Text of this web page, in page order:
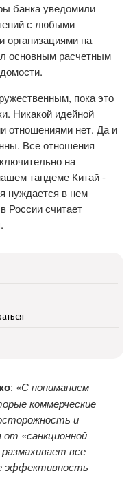
банка уведомили
с любыми
организациями на
основным расчетным
пока это
Никакой идейной
отношениями нет. Да и
Все отношения
на
тандеме Китай -
нуждается в нем
России считает
.
: «С пониманием
коммерческие
и
«санкционной
все
эффективность